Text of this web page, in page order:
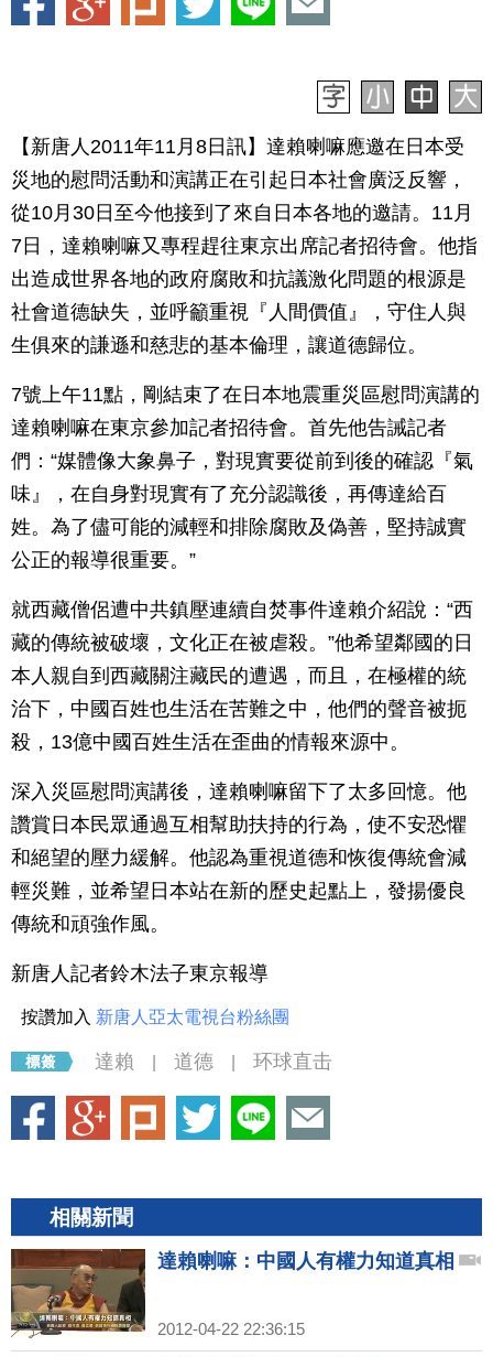
【新唐人2011年11月8日訊】達賴喇嘛應邀在日本受
災地的慰問活動和演講正在引起日本社會廣泛反響，
從10月30日至今他接到了來自日本各地的邀請。11月
7日，達賴喇嘛又專程趕往東京出席記者招待會。他指
出造成世界各地的政府腐敗和抗議激化問題的根源是
社會道德缺失，並呼籲重視『人間價值』，守住人與
生俱來的謙遜和慈悲的基本倫理，讓道德歸位。
7號上午11點，剛結束了在日本地震重災區慰問演講的
達賴喇嘛在東京參加記者招待會。首先他告誡記者
們：“媒體像大象鼻子，對現實要從前到後的確認『氣
味』，在自身對現實有了充分認識後，再傳達給百
姓。為了儘可能的減輕和排除腐敗及偽善，堅持誠實
公正的報導很重要。”
就西藏僧侶遭中共鎮壓連續自焚事件達賴介紹說：“西
藏的傳統被破壞，文化正在被虐殺。”他希望鄰國的日
本人親自到西藏關注藏民的遭遇，而且，在極權的統
治下，中國百姓也生活在苦難之中，他們的聲音被扼
殺，13億中國百姓生活在歪曲的情報來源中。
深入災區慰問演講後，達賴喇嘛留下了太多回憶。他
讚賞日本民眾通過互相幫助扶持的行為，使不安恐懼
和絕望的壓力緩解。他認為重視道德和恢復傳統會減
輕災難，並希望日本站在新的歷史起點上，發揚優良
傳統和頑強作風。
新唐人記者鈴木法子東京報導
按讚加入 新唐人亞太電視台粉絲團
達賴 道德 环球直击
相關新聞
達賴喇嘛：中國人有權力知道真相
2012-04-22 22:36:15